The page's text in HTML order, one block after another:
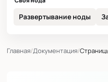
Развертывание ноды
Главная Документация